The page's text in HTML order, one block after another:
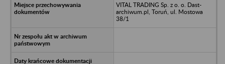
VITAL TRADING Sp. z o. o. Dast-
archiwum.pl, Toruń, ul. Mostowa
38/1